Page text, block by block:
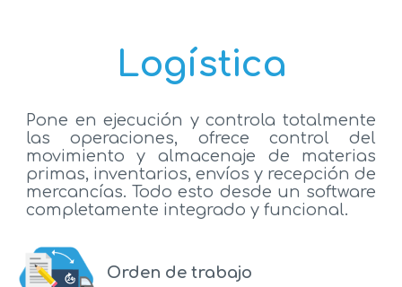
Logística
Pone en ejecución y controla totalmente
las operaciones, ofrece control del
movimiento y almacenaje de materias
primas, inventarios, envíos y recepción de
mercancías. Todo esto desde un software
completamente integrado y funcional.
Orden de trabajo